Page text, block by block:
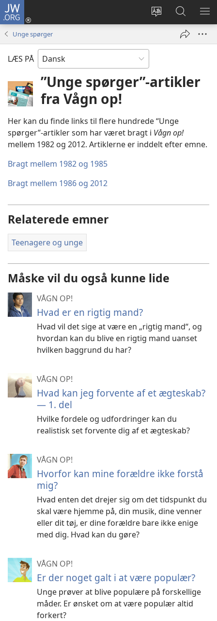
JW.ORG
Vælg
Log
på
vindue)
Søg
på
JW.ORG
VIS
Unge spørger
LÆS PÅ
”Unge spørger”-artikler
fra Vågn op!
Her kan du finde links til flere hundrede “Unge
spørger”-artikler som har været bragt i Vågn op!
mellem 1982 og 2012. Artiklerne er inddelt efter emne.
Bragt mellem 1982 og 1985
Bragt mellem 1986 og 2012
Relaterede emner
Teenagere og unge
Måske vil du også kunne lide
VÅGN OP!
Hvad er en rigtig mand?
Hvad vil det sige at være en „rigtig mand“, og
hvordan kan du blive en rigtig mand uanset
hvilken baggrund du har?
VÅGN OP!
Hvad kan jeg forvente af et ægteskab?
— 1. del
Hvilke fordele og udfordringer kan du
realistisk set forvente dig af et ægteskab?
VÅGN OP!
Hvorfor kan mine forældre ikke forstå
mig?
Hvad enten det drejer sig om det tidspunkt du
skal være hjemme på, din musik, dine venner
eller dit tøj, er dine forældre bare ikke enige
med dig. Hvad kan du gøre?
VÅGN OP!
Er der noget galt i at være populær?
Unge prøver at blive populære på forskellige
måder. Er ønsket om at være populær altid
forkert?